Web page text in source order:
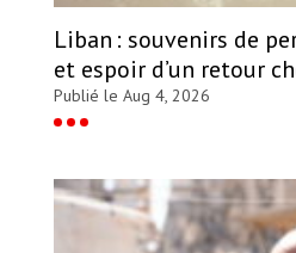
Liban : souvenirs de
et espoir d’un retour
Publié le Aug 4, 2026